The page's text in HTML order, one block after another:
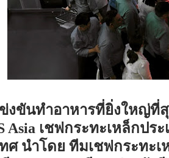
งขันทำอาหารที่ยิ่งใหญ่ที่สุ
Asia เชฟกระทะเหล็กปร
ศ นำโดย ทีมเชฟกระทะเ